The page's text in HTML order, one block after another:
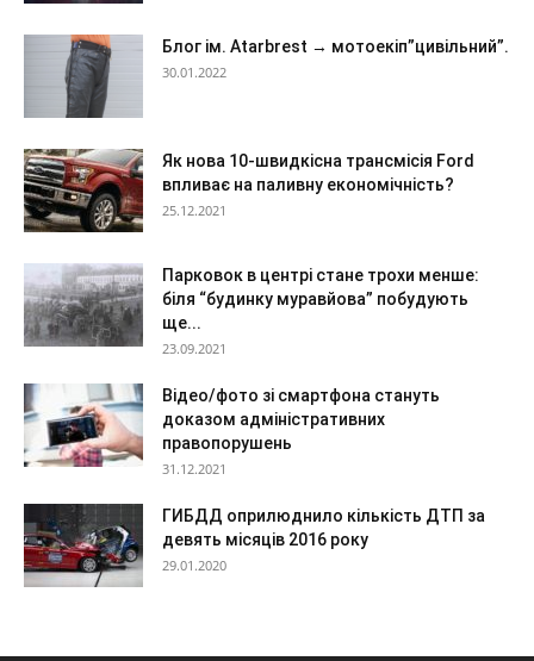
Блог ім. Atarbrest → мотоекіп”цивільний”.
30.01.2022
Як нова 10-швидкісна трансмісія Ford
впливає на паливну економічність?
25.12.2021
Парковок в центрі стане трохи менше:
біля “будинку муравйова” побудують
ще...
23.09.2021
Відео/фото зі смартфона стануть
доказом адміністративних
правопорушень
31.12.2021
ГИБДД оприлюднило кількість ДТП за
девять місяців 2016 року
29.01.2020